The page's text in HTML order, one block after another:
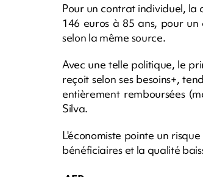
Pour un contrat individuel, la
146 euros à 85 ans, pour
selon la même source.
Avec une telle politique, le
reçoit selon ses besoins+,
entièrement remboursées
Silva.
L'économiste pointe un
bénéficiaires et la qualité